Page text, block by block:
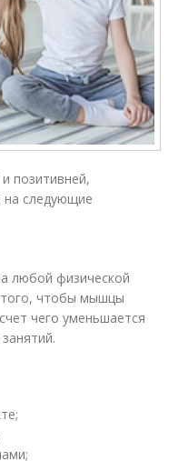
позитивней,
на следующие
любой физической
того, чтобы мышцы
чего уменьшается